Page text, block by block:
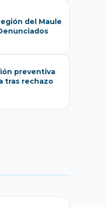
del Maule
Denunciados
preventiva
tras rechazo